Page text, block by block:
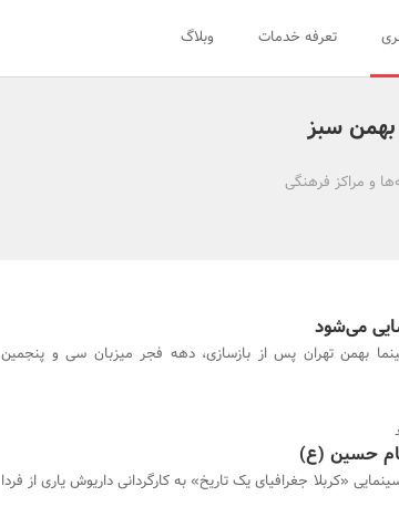
تعرفه خدمات وبلاگ
سبز
و مراکز فرهنگی
می‌شود
بهمن تهران پس از بازسازی، دهه فجر میزبان سی و پنجمین
حسین (ع)
«کربلا جغرافیای یک تاریخ» به کارگردانی داریوش یاری از فردا